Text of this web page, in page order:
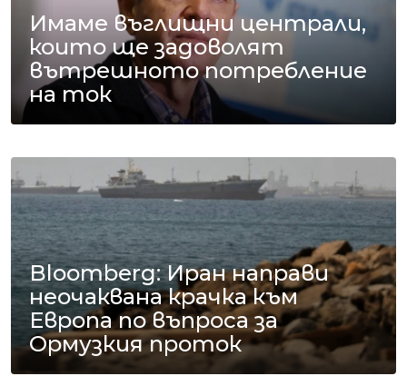
Имаме въглищни централи,
които ще задоволят
вътрешното потребление
на ток
Bloomberg: Иран направи
неочаквана крачка към
Европа по въпроса за
Ормузкия проток